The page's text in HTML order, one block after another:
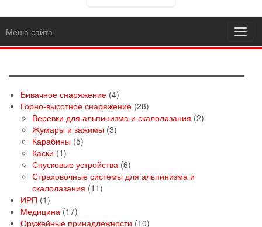
Меню сайта
Бивачное снаряжение 44
товара
Горно-высотное снаряжение 2828
товаров
Веревки для альпинизма и скалолазания 22
Жумары и зажимы 33
Карабины 55
Каски 11
товар
Спусковые устройства 66
товаров
Страховочные системы для альпинизма и
скалолазания 1111
ИРП 11
товар
Медицина 1717
товаров
Оружейные принадлежности 1010